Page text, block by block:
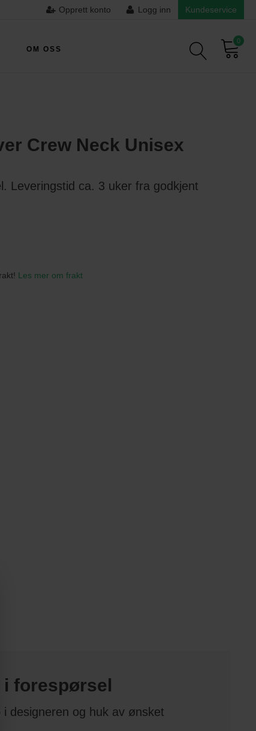
Opprett konto Logg inn Kundeservice
OM OSS
0
Crew Neck Unisex
Leveringstid ca. 3 uker fra godkjent
Les mer om frakt
forespørsel
i designeren og huk av ønsket